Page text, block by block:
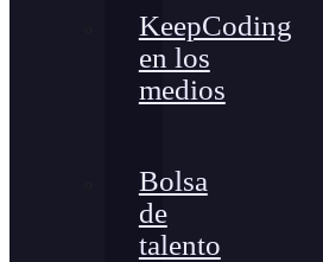
KeepCoding
en los
medios
Bolsa
de
talento